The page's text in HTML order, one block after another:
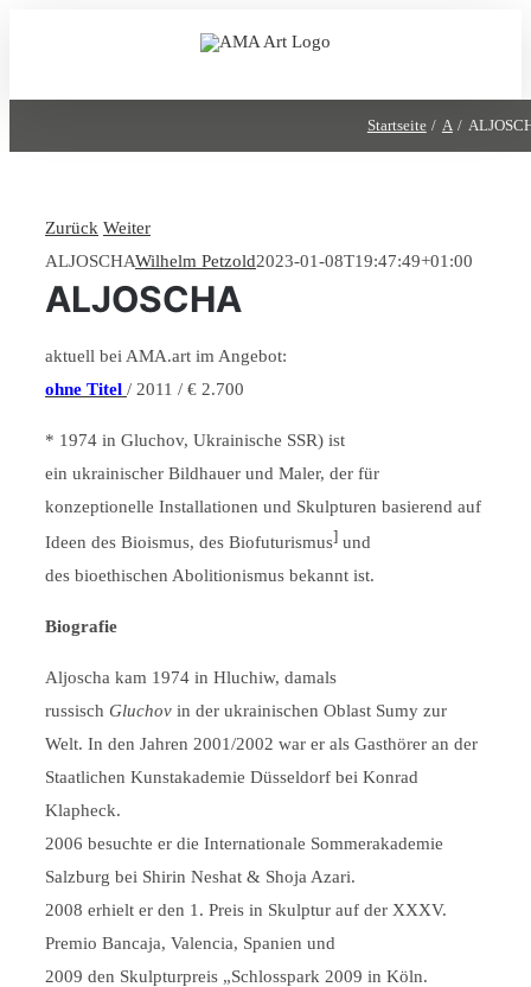
Startseite A
Zurück Weiter
ALJOSCHAWilhelm Petzold2023-01-08T19:47:49+01:00
ALJOSCHA
aktuell bei AMA.art im Angebot:
ohne Titel / 2011 / € 2.700
* 1974 in Gluсhov, Ukrainische SSR) ist
ein ukrainischer Bildhauer und Maler, der für
konzeptionelle Installationen und Skulpturen basierend auf
Ideen des Bioismus, des Biofuturismus]und
des bioethischen Abolitionismus bekannt ist.
Biografie
Aljoscha kam 1974 in Hluchiw, damals
russisch Gluchovin der ukrainischen Oblast Sumy zur
Welt. In den Jahren 2001/2002 war er als Gasthörer an der
Staatlichen Kunstakademie Düsseldorf bei Konrad
Klapheck.
2006 besuchte er die Internationale Sommerakademie
Salzburg bei Shirin Neshat & Shoja Azari.
2008 erhielt er den 1. Preis in Skulptur auf der XXXV.
Premio Bancaja, Valencia, Spanien und
2009 den Skulpturpreis „Schlosspark 2009 in Köln.